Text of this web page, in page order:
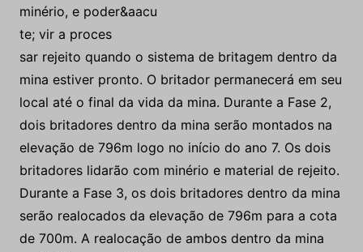
minério, e poder&aacu
te; vir a proces
sar rejeito quando o sistema de britagem dentro da
mina estiver pronto. O britador permanecerá em seu
local até o final da vida da mina. Durante a Fase 2,
dois britadores dentro da mina serão montados na
elevação de 796m logo no início do ano 7. Os dois
britadores lidarão com minério e material de rejeito.
Durante a Fase 3, os dois britadores dentro da mina
serão realocados da elevação de 796m para a cota
de 700m. A realocação de ambos dentro da mina